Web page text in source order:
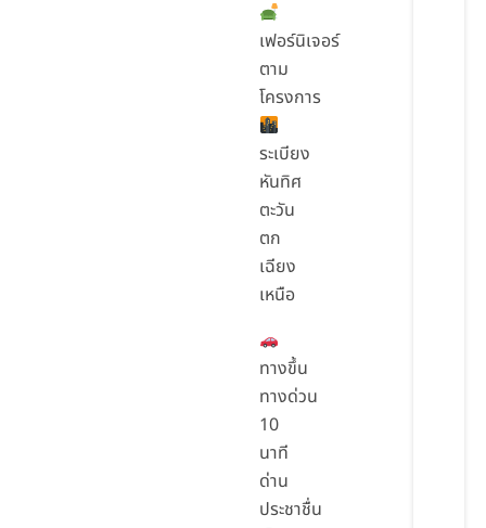
เฟอร์นิเจอร์
ตาม
โครงการ
ระเบียง
หันทิศ
ตะวัน
ตก
เฉียง
เหนือ
ทางขึ้น
ทางด่วน
10
นาที
ด่าน
ประชาชื่น